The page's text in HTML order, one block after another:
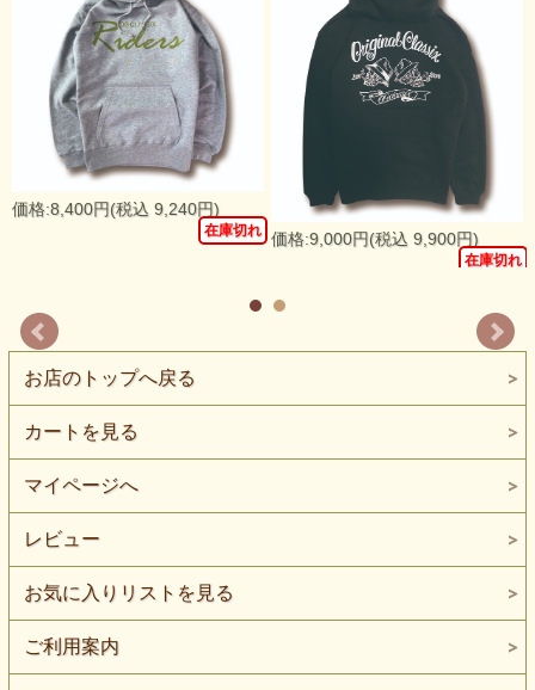
価格:8,400円(税込 9,240円)
在庫切れ
価格:9,000円(税込 9,900円)
在庫切れ
お店のトップへ戻る
カートを見る
マイページへ
レビュー
お気に入りリストを見る
ご利用案内